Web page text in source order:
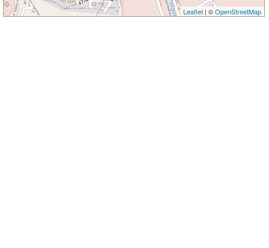
Leaflet| ©OpenStreetMap